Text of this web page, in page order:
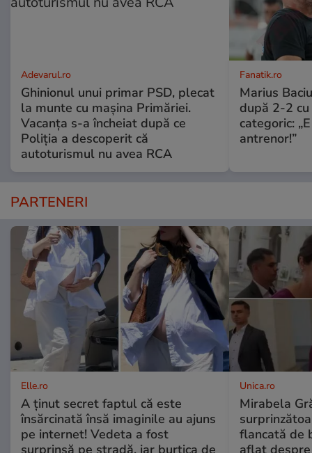
Adevarul.ro
Ghinionul unui primar PSD, plecat
la munte cu mașina Primăriei.
Vacanța s-a încheiat după ce
Poliția a descoperit că
autoturismul nu avea RCA
Fanatik.ro
Marius
după 2-2 cu
categoric:
antrenor!”
PARTENERI
Elle.ro
A ținut secret faptul că este
însărcinată însă imaginile au ajuns
pe internet! Vedeta a fost
Unica.ro
Mirabela
flancată de